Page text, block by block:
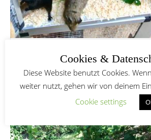
HÜHNER-QUARTETT FÜR
SICHERHEIT
Cookies &
Diese Website benutzt Cookies.
weiter nutzt, gehen wir von deinem
Cookie settings